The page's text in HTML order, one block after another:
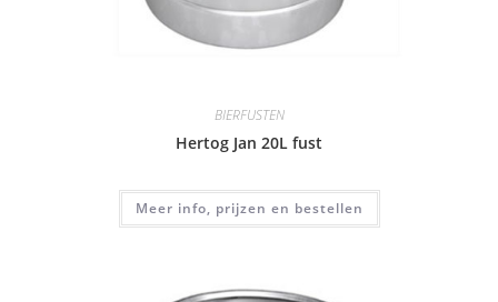
BIERFUSTEN
Hertog Jan 20L fust
Meer info, prijzen en bestellen